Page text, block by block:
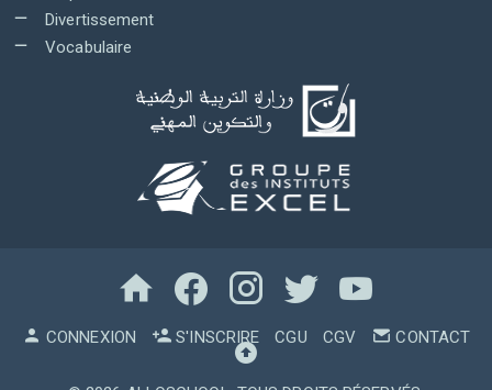
Divertissement
Vocabulaire
CONNEXION S'INSCRIRE CGU CGV CONTACT